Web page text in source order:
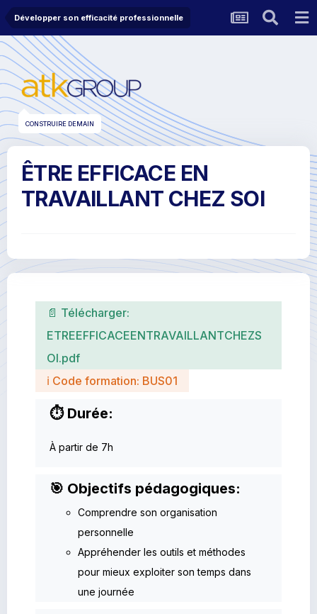
Développer son efficacité professionnelle
CONSTRUIRE DEMAIN
ÊTRE EFFICACE EN
TRAVAILLANT CHEZ SOI
📄 Télécharger:
ETREEFFICACEENTRAVAILLANTCHEZS
OI.pdf
ℹ Code formation: BUS01
⏱ Durée:
À partir de 7h
🎯 Objectifs pédagogiques:
Comprendre son organisation
personnelle
Appréhender les outils et méthodes
pour mieux exploiter son temps dans
une journée